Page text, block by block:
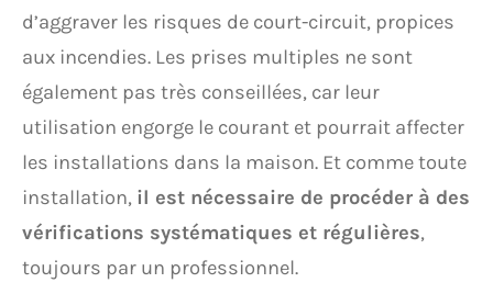
d’aggraver les risques de court-circuit, propices
aux incendies. Les prises multiples ne sont
également pas très conseillées, car leur
utilisation engorge le courant et pourrait affecter
les installations dans la maison. Et comme toute
installation, il est nécessaire de procéder à des
vérifications systématiques et régulières,
toujours par un professionnel.